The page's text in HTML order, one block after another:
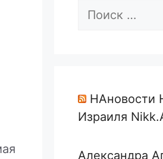
Поиск:
НАновости
Израиля
Александра